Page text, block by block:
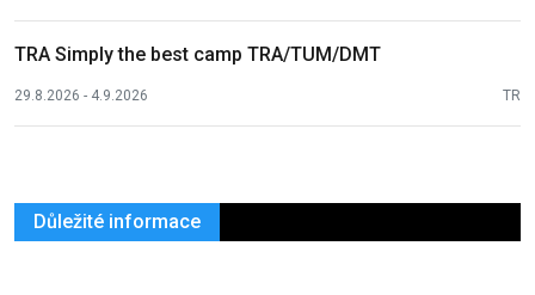
TRA Simply the best camp TRA/TUM/DMT
29.8.2026 - 4.9.2026 TR
Důležité informace